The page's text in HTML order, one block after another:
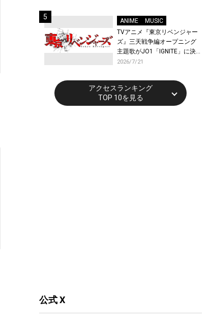
ANIME
MUSIC
TVアニメ『東京リベンジャー
ズ』三天戦争編オープニング
主題歌がJO1「IGNITE」に決
定！メンバー全員から喜びと
トが到着！9月に東京・大阪で
先行上映会を開催！
2026/7/21
アクセスランキング
TOP 10を見る
公式 X